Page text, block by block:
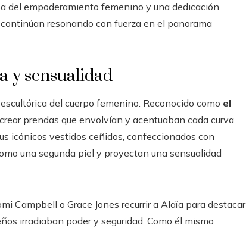
del empoderamiento femenino y una dedicación
resonando con fuerza en el panorama
y sensualidad
del cuerpo femenino. Reconocido como el
prendas que envolvían y acentuaban cada curva,
icónicos vestidos ceñidos, confeccionados con
una segunda piel y proyectan una sensualidad
Campbell o Grace Jones recurrir a Alaïa para destacar
irradiaban poder y seguridad. Como él mismo